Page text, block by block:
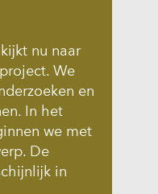
nu naar
We
en
In het
we met
De
in